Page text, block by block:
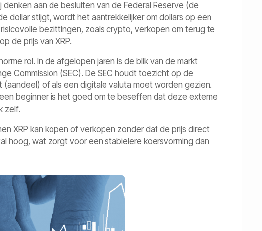
aan de besluiten van de Federal Reserve (de
dollar stijgt, wordt het aantrekkelijker om dollars op een
bezittingen, zoals crypto, verkopen om terug te
de prijs van XRP.
rol. In de afgelopen jaren is de blik van de markt
Commission (SEC). De SEC houdt toezicht op de
of als een digitale valuta moet worden gezien.
beginner is het goed om te beseffen dat deze externe
zelf.
XRP kan kopen of verkopen zonder dat de prijs direct
hoog, wat zorgt voor een stabielere koersvorming dan